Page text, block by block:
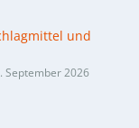
und
September 2026